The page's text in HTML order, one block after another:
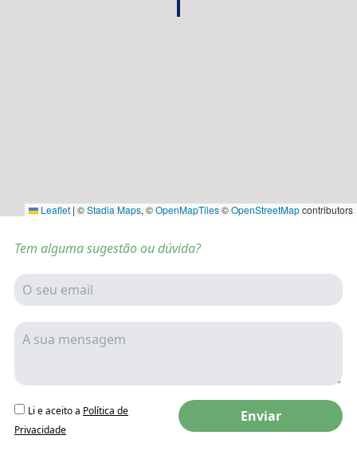
Leaflet | ©Stadia Maps, ©OpenMapTiles©OpenStreetMapcontributors
Tem alguma sugestão ou dúvida?
Li e aceito a Política de
Privacidade
Enviar